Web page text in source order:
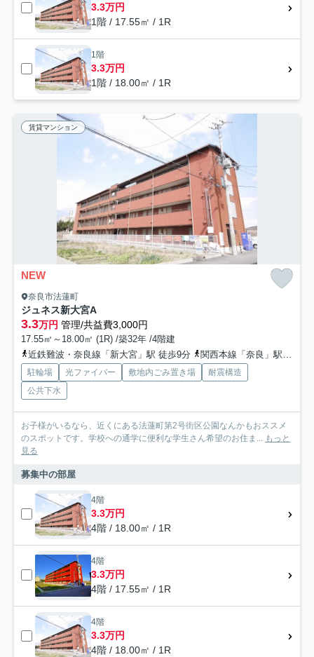
3.3万円
1階 / 17.55㎡ / 1R
1階
3.3万円
1階 / 18.00㎡ / 1R
賃貸マンション
NEW
奈良市法蓮町
ジュネス新大宮A
3.3万円 管理/共益費3,000円
17.55㎡～18.00㎡ (1R) /築32年 /4階建
近鉄難波・奈良線「新大宮」駅 徒歩9分
関西本線「奈良」駅 徒歩22分
駐輪場 光ファイバー 敷地内ごみ置き場
耐震構造
公共下水
お子様がいるなら、近くにある法蓮町第2号街区公園なんかもおススメ
のスポットです。学校への通学に便利な学生さん希望のお住ま... もっと
見る
募集中の部屋
4階
3.3万円
4階 / 18.00㎡ / 1R
4階
3.3万円
4階 / 17.55㎡ / 1R
4階
3.3万円
4階 / 18.00㎡ / 1R